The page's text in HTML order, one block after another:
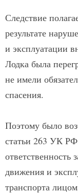
Следствие
результате
и эксплуатации
Лодка была
не имели
спасения.
Поэтому было
статьи 263 УК
ответственность
движения и
транспорта